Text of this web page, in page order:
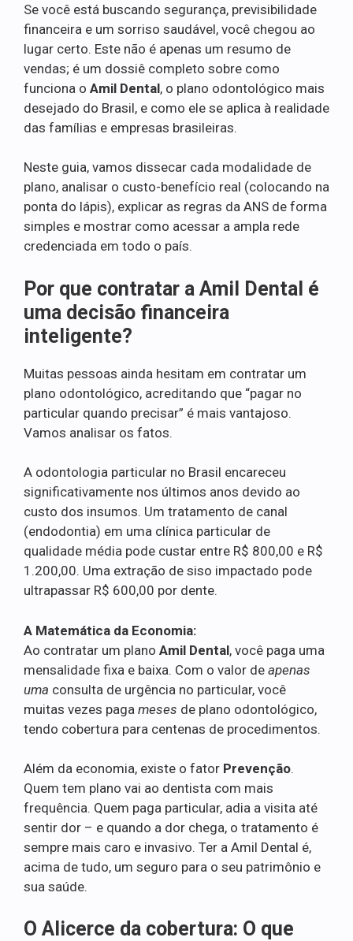
Se você está buscando segurança, previsibilidade
financeira e um sorriso saudável, você chegou ao
lugar certo. Este não é apenas um resumo de
vendas; é um dossiê completo sobre como
funciona o Amil Dental, o plano odontológico mais
desejado do Brasil, e como ele se aplica à realidade
das famílias e empresas brasileiras.
Neste guia, vamos dissecar cada modalidade de
plano, analisar o custo-benefício real (colocando na
ponta do lápis), explicar as regras da ANS de forma
simples e mostrar como acessar a ampla rede
credenciada em todo o país.
Por que contratar a Amil Dental é
uma decisão financeira
inteligente?
Muitas pessoas ainda hesitam em contratar um
plano odontológico, acreditando que “pagar no
particular quando precisar” é mais vantajoso.
Vamos analisar os fatos.
A odontologia particular no Brasil encareceu
significativamente nos últimos anos devido ao
custo dos insumos. Um tratamento de canal
(endodontia) em uma clínica particular de
qualidade média pode custar entre R$ 800,00 e R$
1.200,00. Uma extração de siso impactado pode
ultrapassar R$ 600,00 por dente.
A Matemática da Economia:
Ao contratar um plano Amil Dental, você paga uma
mensalidade fixa e baixa. Com o valor de apenas
uma consulta de urgência no particular, você
muitas vezes paga meses de plano odontológico,
tendo cobertura para centenas de procedimentos.
Além da economia, existe o fator Prevenção.
Quem tem plano vai ao dentista com mais
frequência. Quem paga particular, adia a visita até
sentir dor – e quando a dor chega, o tratamento é
sempre mais caro e invasivo. Ter a Amil Dental é,
acima de tudo, um seguro para o seu patrimônio e
sua saúde.
O Alicerce da cobertura: O que